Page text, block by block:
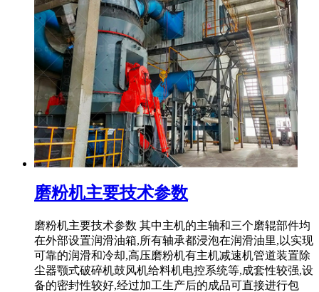
磨粉机主要技术参数
磨粉机主要技术参数 其中主机的主轴和三个磨辊部件均
在外部设置润滑油箱,所有轴承都浸泡在润滑油里,以实现
可靠的润滑和冷却,高压磨粉机有主机减速机管道装置除
尘器颚式破碎机鼓风机给料机电控系统等,成套性较强,设
备的密封性较好,经过加工生产后的成品可直接进行包